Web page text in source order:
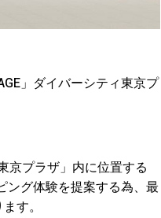
」ダイバーシティ東京プ
京プラザ」内に位置する
ング体験を提案する為、最
す。